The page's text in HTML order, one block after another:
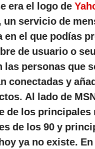
era el logo de
un servicio de
en el que podías
de usuario o
las personas que
conectadas y
Al lado de
de los principales
de los 90 y
ya no existe.